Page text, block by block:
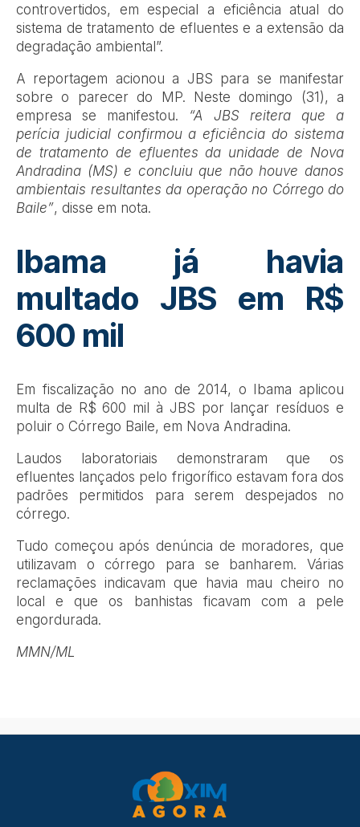
controvertidos, em especial a eficiência atual do
sistema de tratamento de efluentes e a extensão da
degradação ambiental”.
A reportagem acionou a JBS para se manifestar
sobre o parecer do MP. Neste domingo (31), a
empresa se manifestou. “A JBS reitera que a
perícia judicial confirmou a eficiência do sistema
de tratamento de efluentes da unidade de Nova
Andradina (MS) e concluiu que não houve danos
ambientais resultantes da operação no Córrego do
Baile”, disse em nota.
Ibama já havia
multado JBS em R$
600 mil
Em fiscalização no ano de 2014, o Ibama aplicou
multa de R$ 600 mil à JBS por lançar resíduos e
poluir o Córrego Baile, em Nova Andradina.
Laudos laboratoriais demonstraram que os
efluentes lançados pelo frigorífico estavam fora dos
padrões permitidos para serem despejados no
córrego.
Tudo começou após denúncia de moradores, que
utilizavam o córrego para se banharem. Várias
reclamações indicavam que havia mau cheiro no
local e que os banhistas ficavam com a pele
engordurada.
MMN/ML